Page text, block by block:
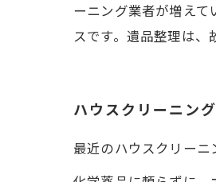
ーニング業者が増え
スです。遺品整理は
ハウスクリーニン
最近のハウスクリーニ